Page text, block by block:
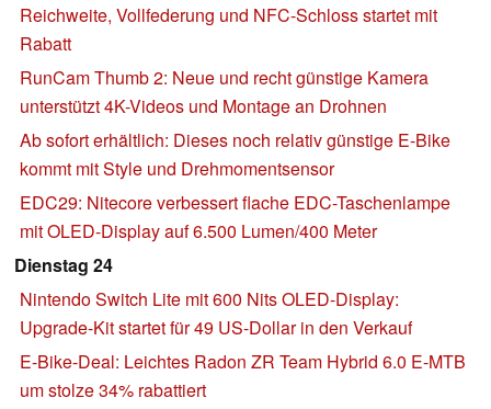
Reichweite, Vollfederung und NFC-Schloss startet mit
Rabatt
RunCam Thumb 2: Neue und recht günstige Kamera
unterstützt 4K-Videos und Montage an Drohnen
Ab sofort erhältlich: Dieses noch relativ günstige E-Bike
kommt mit Style und Drehmomentsensor
EDC29: Nitecore verbessert flache EDC-Taschenlampe
mit OLED-Display auf 6.500 Lumen/400 Meter
Dienstag 24
Nintendo Switch Lite mit 600 Nits OLED-Display:
Upgrade-Kit startet für 49 US-Dollar in den Verkauf
E-Bike-Deal: Leichtes Radon ZR Team Hybrid 6.0 E-MTB
um stolze 34% rabattiert